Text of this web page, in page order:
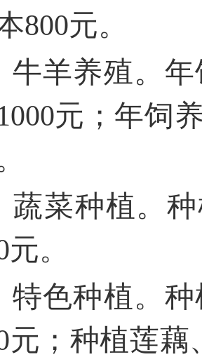
800元。
羊养殖。年
元；年饲
菜种植。种
。
色种植。种
元；种植莲